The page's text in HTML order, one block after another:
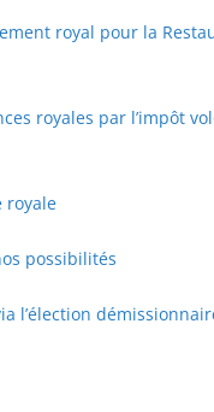
royal pour la
royales par l’impôt
royale
possibilités
l’élection